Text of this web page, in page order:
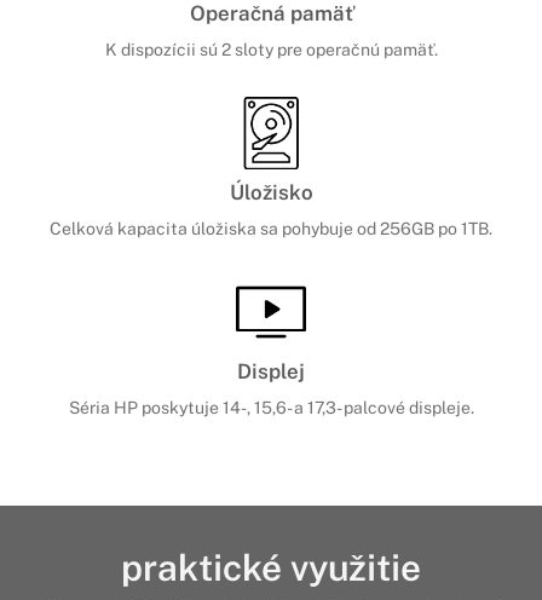
Operačná pamäť
K dispozícii sú 2 sloty pre operačnú pamäť.
Úložisko
Celková kapacita úložiska sa pohybuje od 256GB po 1TB.
Displej
Séria HP poskytuje 14-, 15,6- a 17,3- palcové displeje.
praktické využitie